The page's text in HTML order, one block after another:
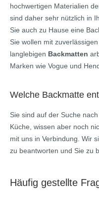
hochwertigen Materialien
sind daher sehr nützlich in
Sie auch zu Hause eine
Sie wollen mit
langlebigen Backmatten
Marken wie Vogue und
Welche Backmatte
Sie sind auf der Suche
Küche, wissen aber noch
mit uns in Verbindung. Wir
zu beantworten und Sie zu
Häufig gestellte